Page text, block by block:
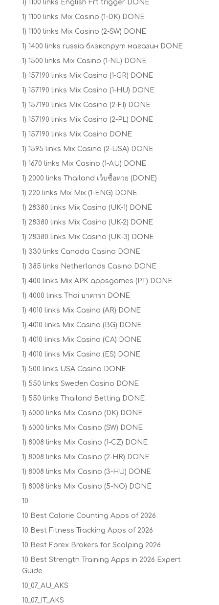
1) 1100 links English Frt trigger DONE
1) 1100 links Mix Casino (1-DK) DONE
1) 1100 links Mix Casino (2-SW) DONE
1) 1400 links russia блэкспрут магазин DONE
1) 1500 links Mix Casino (1-NL) DONE
1) 157190 links Mix Casino (1-GR) DONE
1) 157190 links Mix Casino (1-HU) DONE
1) 157190 links Mix Casino (2-FI) DONE
1) 157190 links Mix Casino (2-PL) DONE
1) 157190 links Mix Casino DONE
1) 1595 links Mix Casino (2-USA) DONE
1) 1670 links Mix Casino (1-AU) DONE
1) 2000 links Thailand เว็บซื้อหวย (DONE)
1) 220 links Mix Mix (1-ENG) DONE
1) 28380 links Mix Casino (UK-1) DONE
1) 28380 links Mix Casino (UK-2) DONE
1) 28380 links Mix Casino (UK-3) DONE
1) 330 links Canada Casino DONE
1) 385 links Netherlands Casino DONE
1) 400 links Mix APK appsgames (PT) DONE
1) 4000 links Thai บาคาร่า DONE
1) 4010 links Mix Casino (AR) DONE
1) 4010 links Mix Casino (BG) DONE
1) 4010 links Mix Casino (CA) DONE
1) 4010 links Mix Casino (ES) DONE
1) 500 links USA Casino DONE
1) 550 links Sweden Casino DONE
1) 550 links Thailand Betting DONE
1) 6000 links Mix Casino (DK) DONE
1) 6000 links Mix Casino (SW) DONE
1) 8008 links Mix Casino (1-CZ) DONE
1) 8008 links Mix Casino (2-HR) DONE
1) 8008 links Mix Casino (3-HU) DONE
1) 8008 links Mix Casino (5-NO) DONE
10
10 Best Calorie Counting Apps of 2026
10 Best Fitness Tracking Apps of 2026
10 Best Forex Brokers for Scalping 2026
10 Best Strength Training Apps in 2026 Expert
Guide
10_07_AU_AKS
10_07_IT_AKS